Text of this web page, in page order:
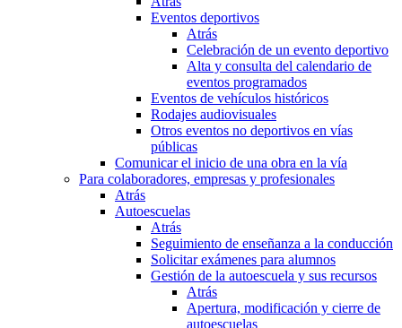
Eventos deportivos
Atrás
Celebración de un evento deportivo
Alta y consulta del calendario de
eventos programados
Eventos de vehículos históricos
Rodajes audiovisuales
Otros eventos no deportivos en vías
públicas
Comunicar el inicio de una obra en la vía
Para colaboradores, empresas y profesionales
Atrás
Autoescuelas
Atrás
Seguimiento de enseñanza a la conducción
Solicitar exámenes para alumnos
Gestión de la autoescuela y sus recursos
Atrás
Apertura, modificación y cierre de
autoescuelas